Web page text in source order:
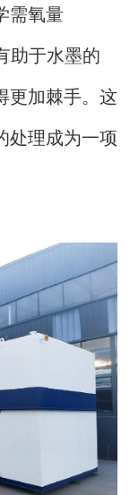
需氧量
助于水墨的
更加棘手。这
处理成为一项